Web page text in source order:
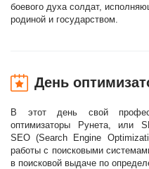
боевого духа солдат,
родиной и государством.
День
В этот день свой
оптимизаторы Рунета, или
SEO (Search Engine
работы с поисковыми
в поисковой выдаче по